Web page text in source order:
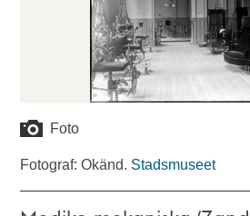
Foto
Fotograf: Okänd. Stadsmuseet